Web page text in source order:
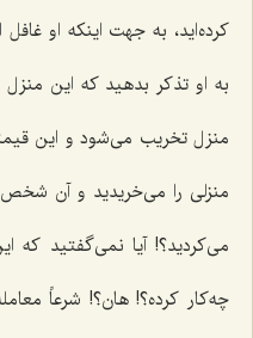
کرده‌اید، به جهت اینکه او
به او تذکر بدهید که این
منزل تخریب می‌شود و این
منزلى را مى‌خریدید و آن
مى‌کردید؟! آیا نمى‌گفتید که
چه‌کار کرده؟! هان؟! شرعاً